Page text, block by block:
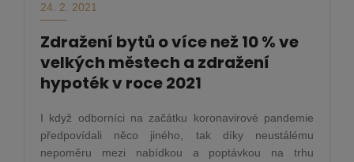
24. 2. 2021
Zdražení bytů o více než 10 % ve
velkých městech a zdražení
hypoték v roce 2021
I když odborníci na začátku koronavirové pandemie
předpovídali něco jiného, tak díky neustálému
nepoměru mezi nabídkou a poptávkou na trhu